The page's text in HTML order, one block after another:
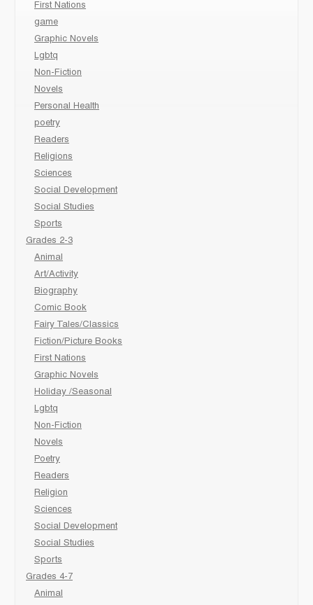
First Nations
game
Graphic Novels
Lgbtq
Non-Fiction
Novels
Personal Health
poetry
Readers
Religions
Sciences
Social Development
Social Studies
Sports
Grades 2-3
Animal
Art/Activity
Biography
Comic Book
Fairy Tales/Classics
Fiction/Picture Books
First Nations
Graphic Novels
Holiday /Seasonal
Lgbtq
Non-Fiction
Novels
Poetry
Readers
Religion
Sciences
Social Development
Social Studies
Sports
Grades 4-7
Animal